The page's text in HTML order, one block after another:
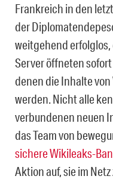
Frankreich in den
der
weitgehend
Server öffneten sofort
denen die Inhalte
werden. Nicht alle
verbundenen neuen
das Team von
sichere Wikileaks-
Aktion auf, sie im